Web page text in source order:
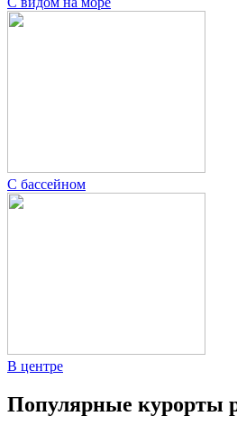
С бассейном
В центре
Популярные курорты